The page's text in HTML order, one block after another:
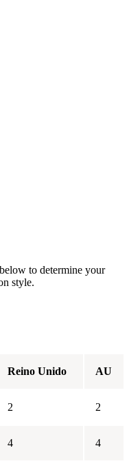
to determine your
style.
Reino Unido AU
2 2
4 4